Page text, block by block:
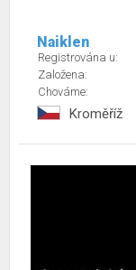
Naiklen
Registrována u:
Založena:
Chováme:
Kroměříž